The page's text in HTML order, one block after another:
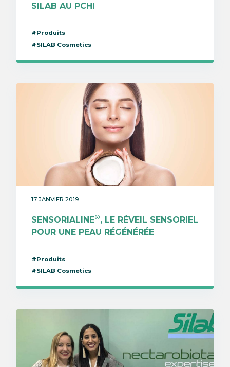
SILAB AU PCHI
#Produits
#SILAB Cosmetics
17 JANVIER 2019
SENSORIALINE®, LE RÉVEIL SENSORIEL
POUR UNE PEAU RÉGÉNÉRÉE
#Produits
#SILAB Cosmetics